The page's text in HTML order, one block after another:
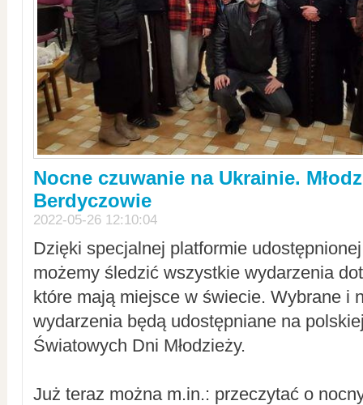
Nocne czuwanie na Ukrainie.
Berdyczowie
2022-05-26 12:10:04
Dzięki specjalnej platformie
możemy śledzić wszystkie wydarzenia
które mają miejsce w świecie. Wybrane i
wydarzenia będą udostępniane na
Światowych Dni Młodzieży.
Już teraz można m.in.: przeczytać o